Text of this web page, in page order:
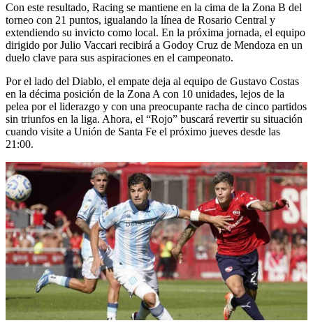
Con este resultado, Racing se mantiene en la cima de la Zona B del
torneo con 21 puntos, igualando la línea de Rosario Central y
extendiendo su invicto como local. En la próxima jornada, el equipo
dirigido por Julio Vaccari recibirá a Godoy Cruz de Mendoza en un
duelo clave para sus aspiraciones en el campeonato.
Por el lado del Diablo, el empate deja al equipo de Gustavo Costas
en la décima posición de la Zona A con 10 unidades, lejos de la
pelea por el liderazgo y con una preocupante racha de cinco partidos
sin triunfos en la liga. Ahora, el “Rojo” buscará revertir su situación
cuando visite a Unión de Santa Fe el próximo jueves desde las
21:00.